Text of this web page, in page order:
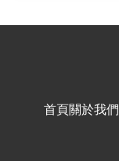
首頁關於我們